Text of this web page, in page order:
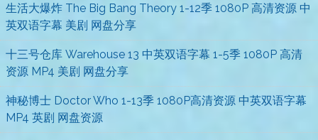
生活大爆炸 The Big Bang Theory 1-12季 1080P 高清资源 中
英双语字幕 美剧 网盘分享
十三号仓库 Warehouse 13 中英双语字幕 1-5季 1080P 高清
资源 MP4 美剧 网盘分享
神秘博士 Doctor Who 1-13季 1080P高清资源 中英双语字幕
MP4 英剧 网盘资源